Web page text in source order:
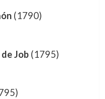
(1790)
Job(1795)